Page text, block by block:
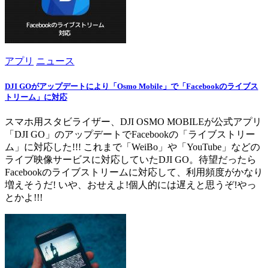
アプリ ニュース
DJI GOがアップデートにより「Osmo Mobile」で「Facebookのライブス
トリーム」に対応
スマホ用スタビライザー、DJI OSMO MOBILEが公式アプリ
「DJI GO」のアップデートでFacebookの「ライブストリー
ム」に対応した!!! これまで「WeiBo」や「YouTube」などの
ライブ映像サービスに対応していたDJI GO。待望だったら
Facebookのライブストリームに対応して、利用頻度がかなり
増えそうだ! いや、おせえよ!個人的には遅えと思うぞ!やっ
とかよ!!!